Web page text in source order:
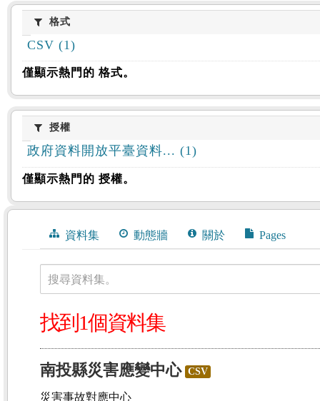
格式格式
CSV (1)
僅顯示熱門的 格式。
授權授權
政府資料開放平臺資料... (1)
僅顯示熱門的 授權。
資料集 動態牆 關於 Pages
搜尋資料集。
找到1個資料集
南投縣災害應變中心 CSV
災害事故對應中心